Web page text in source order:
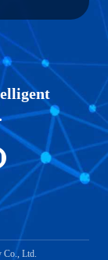
Co., Ltd.